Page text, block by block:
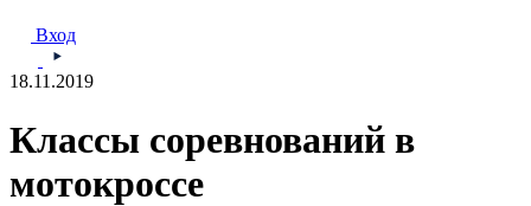
Вход
18.11.2019
Классы соревнований в
мотокроссе